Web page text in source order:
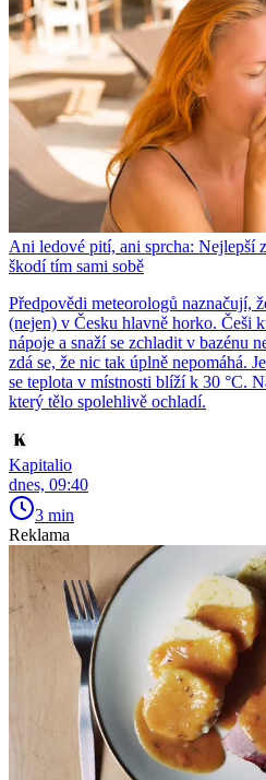
Ani ledové pití, ani sprcha: Nejlepší
škodí tím sami sobě
Předpovědi meteorologů naznačují,
(nejen) v Česku hlavně horko. Češi
nápoje a snaží se zchladit v bazénu
zdá se, že nic tak úplně nepomáhá.
se teplota v místnosti blíží k 30 °C.
který tělo spolehlivě ochladí.
Kapitalio
dnes, 09:40
3 min
Reklama